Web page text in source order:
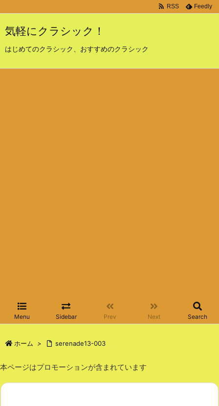
気軽にクラシック！
はじめてのクラシック、おすすめのクラシック
Menu Sidebar Prev Next Search
RSS Feedly
ホーム > serenade13-003
本ページはプロモーションが含まれています